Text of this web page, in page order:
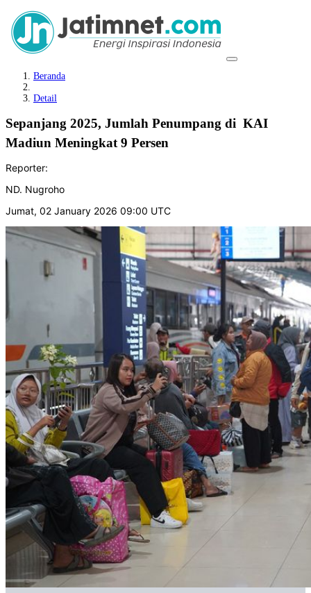
Beranda
Detail
Sepanjang 2025, Jumlah Penumpang di KAI
Madiun Meningkat 9 Persen
Reporter:
ND. Nugroho
Jumat, 02 January 2026 09:00 UTC